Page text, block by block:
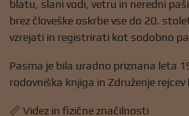
blatu, slani vodi, vetru in neredni
brez človeške oskrbe vse do 20.
vzrejati in registrirati kot sodobno
Pasma je bila uradno priznana leta
rodovniška knjiga in Združenje rejcev
📏 Videz in fizične značilnosti